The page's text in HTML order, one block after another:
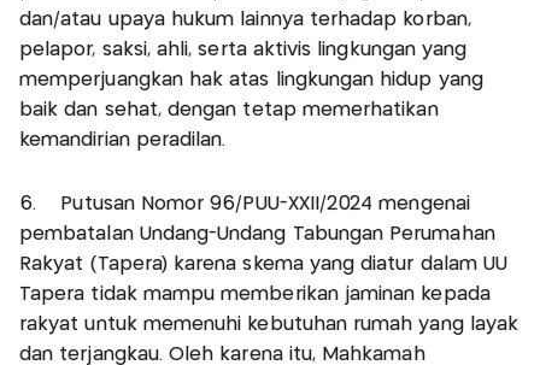
dan/atau upaya hukum lainnya terhadap korban,
pelapor, saksi, ahli, serta aktivis lingkungan yang
memperjuangkan hak atas lingkungan hidup yang
baik dan sehat, dengan tetap memerhatikan
kemandirian peradilan.
6. Putusan Nomor 96/PUU-XXII/2024 mengenai
pembatalan Undang-Undang Tabungan Perumahan
Rakyat (Tapera) karena skema yang diatur dalam UU
Tapera tidak mampu memberikan jaminan kepada
rakyat untuk memenuhi kebutuhan rumah yang layak
dan terjangkau. Oleh karena itu, Mahkamah